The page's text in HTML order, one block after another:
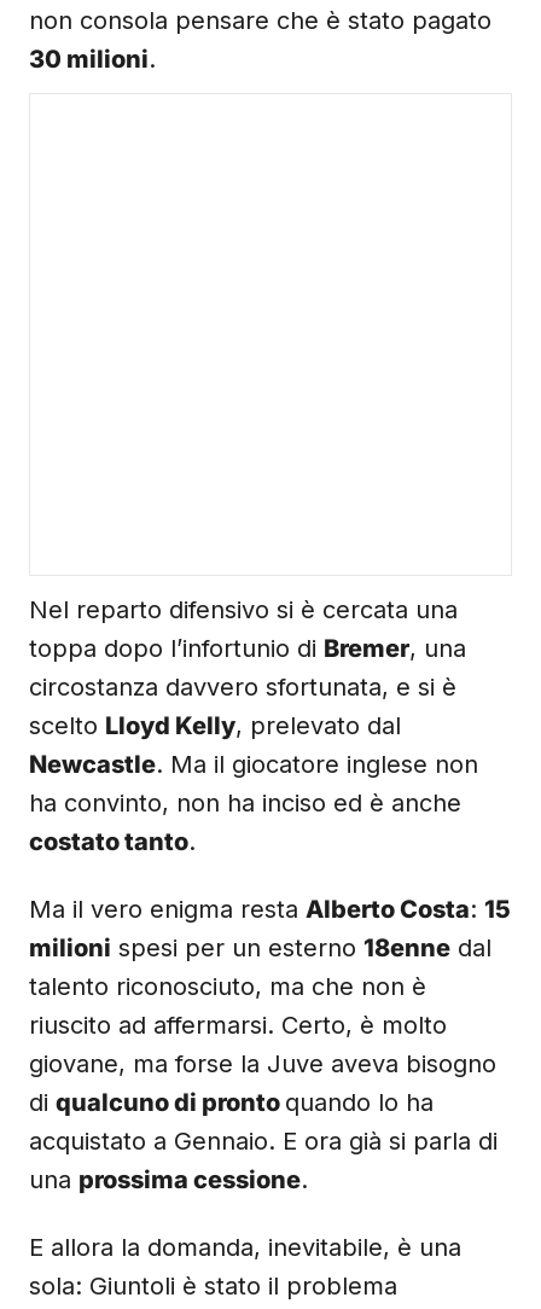
non consola pensare che è stato pagato
30 milioni.
Nel reparto difensivo si è cercata una
toppa dopo l’infortunio di Bremer, una
circostanza davvero sfortunata, e si è
scelto Lloyd Kelly, prelevato dal
Newcastle. Ma il giocatore inglese non
ha convinto, non ha inciso ed è anche
costato tanto.
Ma il vero enigma resta Alberto Costa: 15
milioni spesi per un esterno 18enne dal
talento riconosciuto, ma che non è
riuscito ad affermarsi. Certo, è molto
giovane, ma forse la Juve aveva bisogno
di qualcuno di pronto quando lo ha
acquistato a Gennaio. E ora già si parla di
una prossima cessione.
E allora la domanda, inevitabile, è una
sola: Giuntoli è stato il problema